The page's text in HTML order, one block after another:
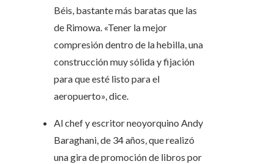
Béis, bastante más baratas que las
de Rimowa. «Tener la mejor
compresión dentro de la hebilla, una
construcción muy sólida y fijación
para que esté listo para el
aeropuerto», dice.
Al chef y escritor neoyorquino Andy
Baraghani, de 34 años, que realizó
una gira de promoción de libros por